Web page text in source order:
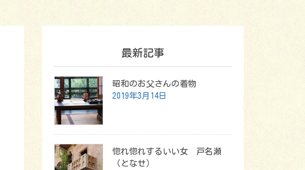
最新記事
昭和のお父さんの着物
2019年3月14日
惚れ惚れするいい女 戸名瀬
（となせ）